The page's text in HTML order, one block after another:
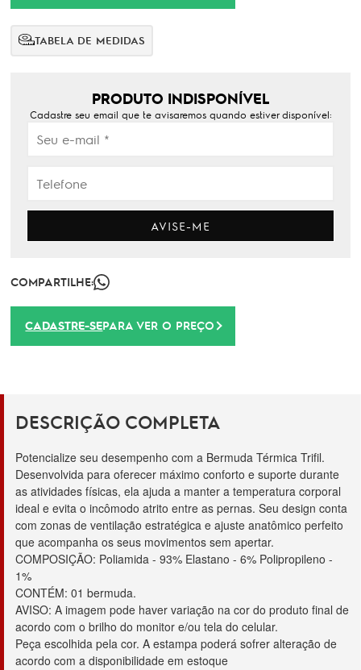
TABELA DE MEDIDAS
PRODUTO INDISPONÍVEL
Cadastre seu email que te avisaremos quando estiver disponível:
AVISE-ME
COMPARTILHE:
CADASTRE-SEPARA VER O PREÇO
DESCRIÇÃO COMPLETA
Potencialize seu desempenho com a Bermuda Térmica Trifil.
Desenvolvida para oferecer máximo conforto e suporte durante
as atividades físicas, ela ajuda a manter a temperatura corporal
ideal e evita o incômodo atrito entre as pernas. Seu design conta
com zonas de ventilação estratégica e ajuste anatômico perfeito
que acompanha os seus movimentos sem apertar.
COMPOSIÇÃO: Poliamida - 93% Elastano - 6% Polipropileno -
1%
CONTÉM: 01 bermuda.
AVISO: A imagem pode haver variação na cor do produto final de
acordo com o brilho do monitor e/ou tela do celular.
Peça escolhida pela cor. A estampa poderá sofrer alteração de
acordo com a disponibilidade em estoque